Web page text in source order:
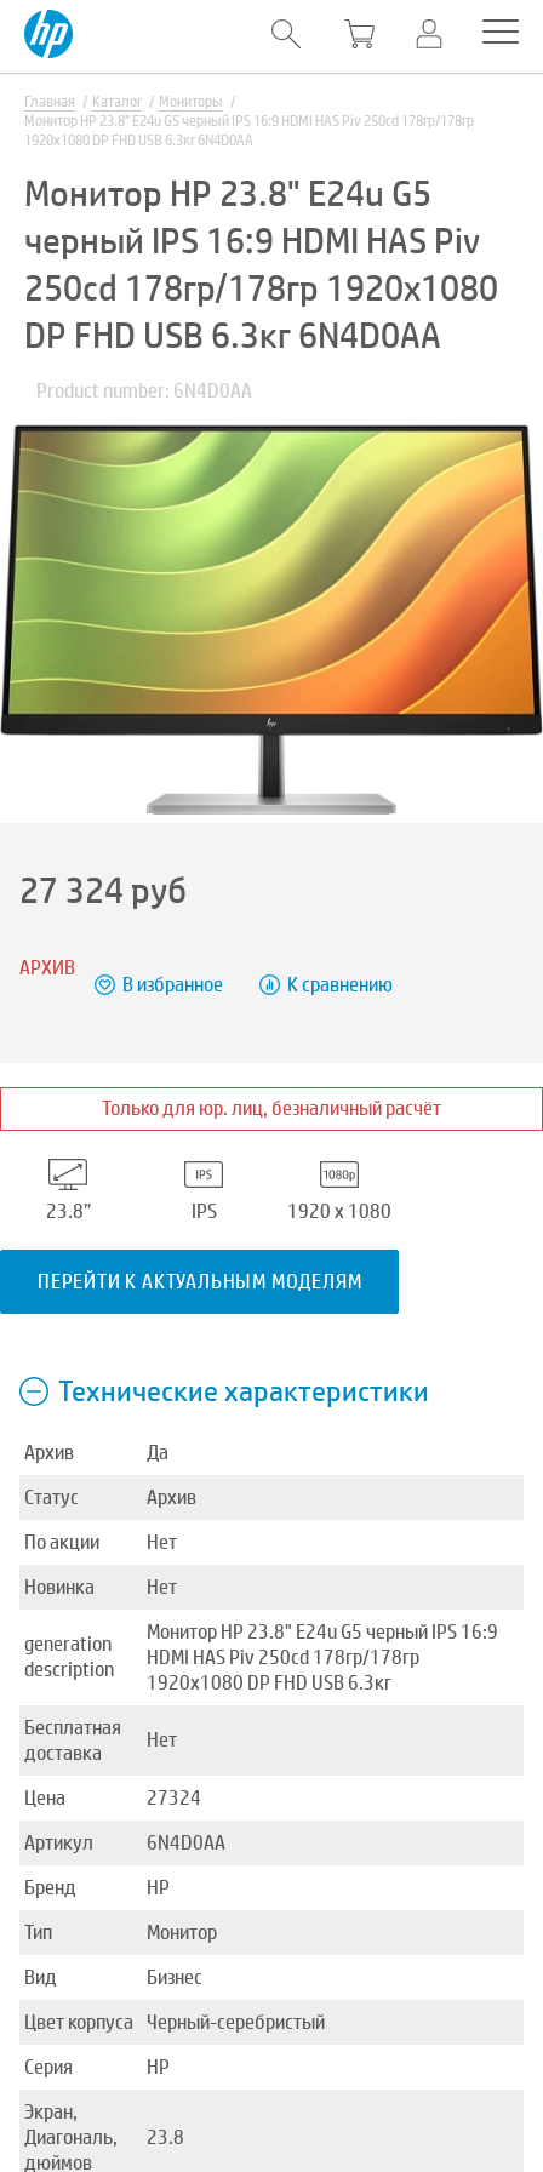
Главная Каталог
Мониторы
Монитор HP 23.8" E24u G5 черный IPS 16:9 HDMI HAS Piv 250cd 178гр/178гр
1920x1080 DP FHD USB 6.3кг 6N4D0AA
Монитор HP 23.8" E24u G5
черный IPS 16:9 HDMI HAS Piv
250cd 178гр/178гр 1920x1080
DP FHD USB 6.3кг 6N4D0AA
Product number: 6N4D0AA
27 324 руб
АРХИВ
В избранное К сравнению
Только для юр. лиц, безналичный расчёт
23.8” IPS 1920 x 1080
ПЕРЕЙТИ К АКТУАЛЬНЫМ МОДЕЛЯМ
Технические характеристики
Архив
Да
Статус
Архив
По акции
Нет
Новинка
Нет
generation
description
Монитор HP 23.8" E24u G5 черный IPS 16:9
HDMI HAS Piv 250cd 178гр/178гр
1920x1080 DP FHD USB 6.3кг
Бесплатная
доставка
Нет
Цена
27324
Артикул
6N4D0AA
Бренд
HP
Тип
Монитор
Вид
Бизнес
Цвет корпуса
Черный-серебристый
Серия
HP
Экран,
Диагональ,
дюймов
23.8